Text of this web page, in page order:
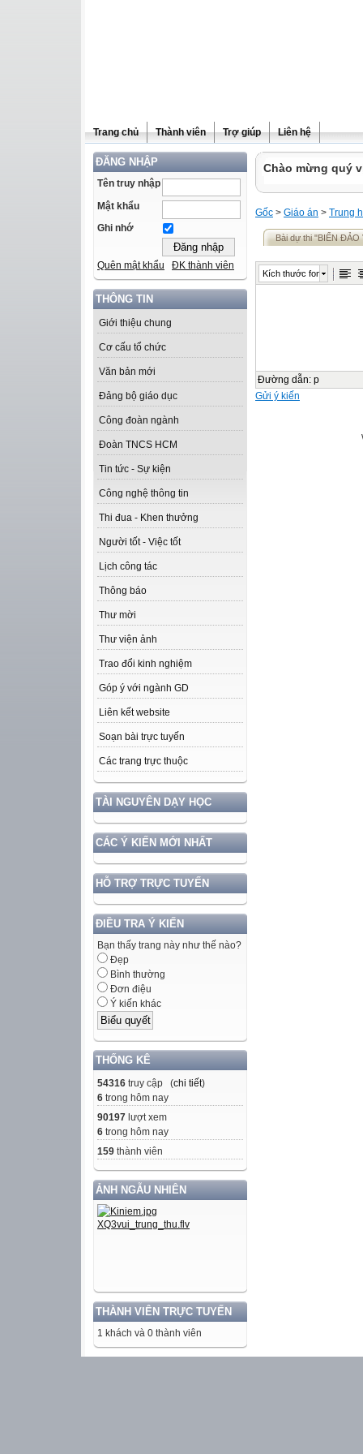
Trang chủ Thành viên Trợ giúp Liên hệ
ĐĂNG NHẬP
Tên truy nhập
Mật khẩu
Ghi nhớ
Quên mật khẩu ĐK thành viên
THÔNG TIN
Giới thiệu chung
Cơ cấu tổ chức
Văn bản mới
Đảng bộ giáo dục
Công đoàn ngành
Đoàn TNCS HCM
Tin tức - Sự kiện
Công nghệ thông tin
Thi đua - Khen thưởng
Người tốt - Việc tốt
Lịch công tác
Thông báo
Thư mời
Thư viện ảnh
Trao đổi kinh nghiệm
Góp ý với ngành GD
Liên kết website
Soạn bài trực tuyến
Các trang trực thuộc
TÀI NGUYÊN DẠY HỌC
CÁC Ý KIẾN MỚI NHẤT
HỖ TRỢ TRỰC TUYẾN
ĐIỀU TRA Ý KIẾN
Bạn thấy trang này như thế nào?
Đẹp
Bình thường
Đơn điệu
Ý kiến khác
THỐNG KÊ
54316 truy cập (chi tiết)
6 trong hôm nay
90197 lượt xem
6 trong hôm nay
159 thành viên
ẢNH NGẪU NHIÊN
THÀNH VIÊN TRỰC TUYẾN
1 khách và 0 thành viên
Chào mừng quý
Gốc > Giáo án > Trung
Bài dự thi "BIỂN ĐẢO
Kích thước font
Đường dẫn: p
Gửi ý kiến